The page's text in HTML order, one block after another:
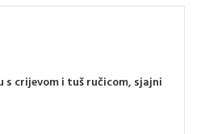
s crijevom i tuš ručicom, sjajni